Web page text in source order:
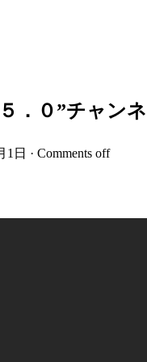
．０”チャンネ
1日 · Comments off